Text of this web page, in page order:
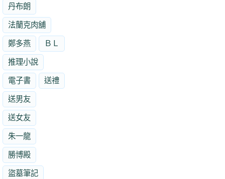
丹布朗
法蘭克肉舖
鄭多燕 ＢＬ
推理小說
電子書 送禮
送男友
送女友
朱一龍
勝博殿
盜墓筆記